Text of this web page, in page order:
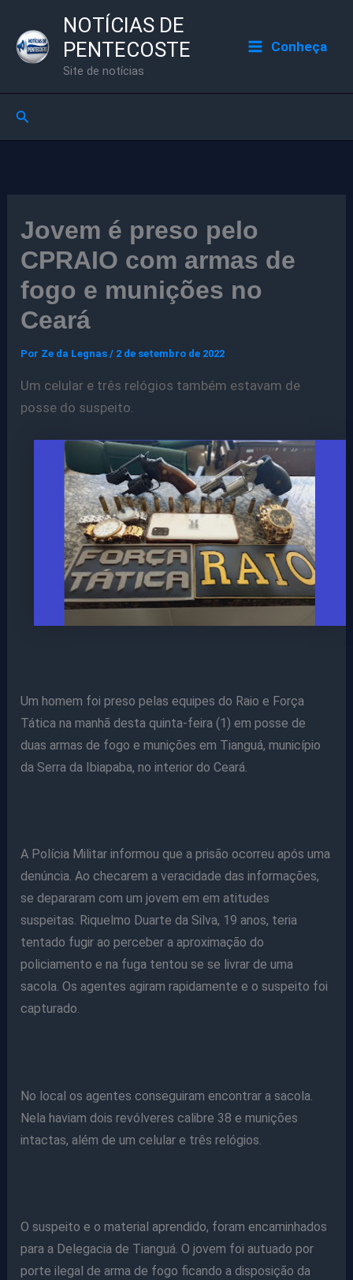
para
NOTÍCIAS DE
PENTECOSTE
Site de notícias
Conheça
Pesquisar
Jovem é preso pelo
CPRAIO com armas de
fogo e munições no
Ceará
Por Ze da Legnas/ 2 de setembro de 2022
Um celular e três relógios também estavam de
posse do suspeito.
Um homem foi preso pelas equipes do Raio e Força
Tática na manhã desta quinta-feira (1) em posse de
duas armas de fogo e munições em Tianguá, município
da Serra da Ibiapaba, no interior do Ceará.
A Polícia Militar informou que a prisão ocorreu após uma
denúncia. Ao checarem a veracidade das informações,
se depararam com um jovem em em atitudes
suspeitas. Riquelmo Duarte da Silva, 19 anos, teria
tentado fugir ao perceber a aproximação do
policiamento e na fuga tentou se se livrar de uma
sacola. Os agentes agiram rapidamente e o suspeito foi
capturado.
No local os agentes conseguiram encontrar a sacola.
Nela haviam dois revólveres calibre 38 e munições
intactas, além de um celular e três relógios.
O suspeito e o material aprendido, foram encaminhados
para a Delegacia de Tianguá. O jovem foi autuado por
porte ilegal de arma de fogo ficando a disposição da